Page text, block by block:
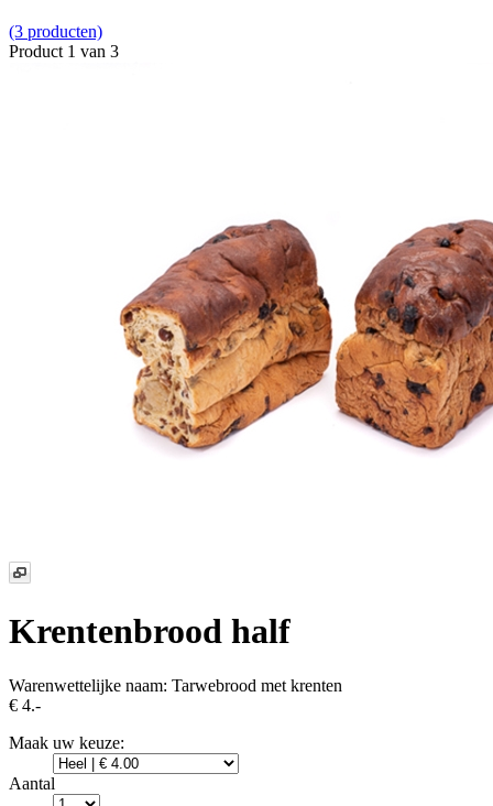
(3 producten)
Product 1 van 3
Krentenbrood half
Warenwettelijke naam: Tarwebrood met krenten
€ 4.-
Maak uw keuze:
Aantal